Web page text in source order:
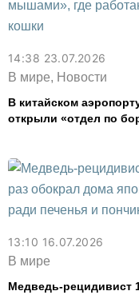
14:38 23.07.2026
В мире, Новости
В китайском
открыли «отдел по
13:10 16.07.2026
В мире
Медведь-рецидивист